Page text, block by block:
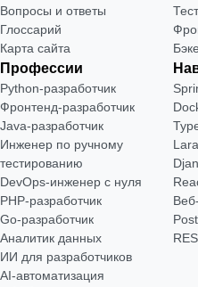
Вопросы и ответы
Глоссарий
Карта сайта
Профессии
Python-разработчик
Фронтенд-разработчик
Java-разработчик
Инженер по ручному
тестированию
DevOps-инженер с нуля
РНР-разработчик
Go-разработчик
Аналитик данных
ИИ для разработчиков
AI-автоматизация